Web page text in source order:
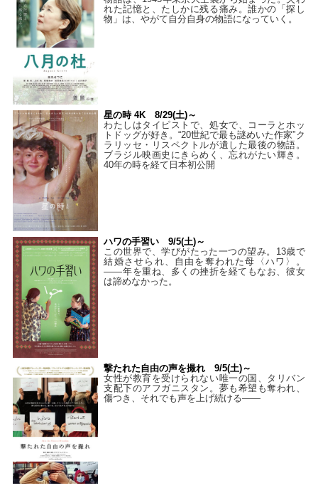
れた記憶と、たしかに残る痛み。誰かの「探し
物」は、やがて自分自身の物語になっていく。
星の時 4K 8/29(土)～
わたしはタイピストで、処⼥で、コーラとホッ
トドッグが好き。“20世紀で最も謎めいた作家”ク
ラリッセ・リスペクトルが遺した最後の物語。
ブラジル映画史にきらめく、忘れがたい輝き。
40年の時を経て⽇本初公開
ハワの手習い 9/5(土)～
この世界で、学びがたった一つの望み。13歳で
結婚させられ、自由を奪われた母〈ハワ〉。
——年を重ね、多くの挫折を経てもなお、彼女
は諦めなかった。
撃たれた自由の声を撮れ 9/5(土)～
女性が教育を受けられない唯一の国、タリバン
支配下のアフガニスタン。夢も希望も奪われ、
傷つき、それでも声を上げ続ける——